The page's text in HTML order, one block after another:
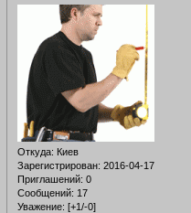
Откуда: Киев
Зарегистрирован: 2016-04-17
Приглашений: 0
Сообщений: 17
Уважение: [+1/-0]